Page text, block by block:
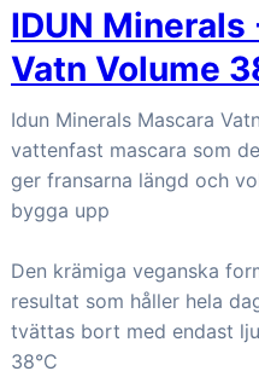
IDUN Minerals
Vatn Volume
Idun Minerals Mascara
vattenfast mascara som
ger fransarna längd och
bygga upp
Den krämiga veganska
resultat som håller hela
tvättas bort med endast
38°C